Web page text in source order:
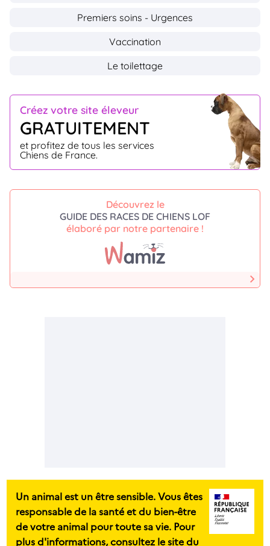
Créez votre site éleveur
GRATUITEMENT
et profitez de tous les services
Chiens de France.
Découvrez le
GUIDE DES RACES DE CHIENS LOF
élaboré par notre partenaire !
Premiers soins - Urgences
Vaccination
Le toilettage
Un animal est un être sensible. Vous êtes
responsable de la santé et du bien-être
de votre animal pour toute sa vie. Pour
plus d'informations, consultez le site du